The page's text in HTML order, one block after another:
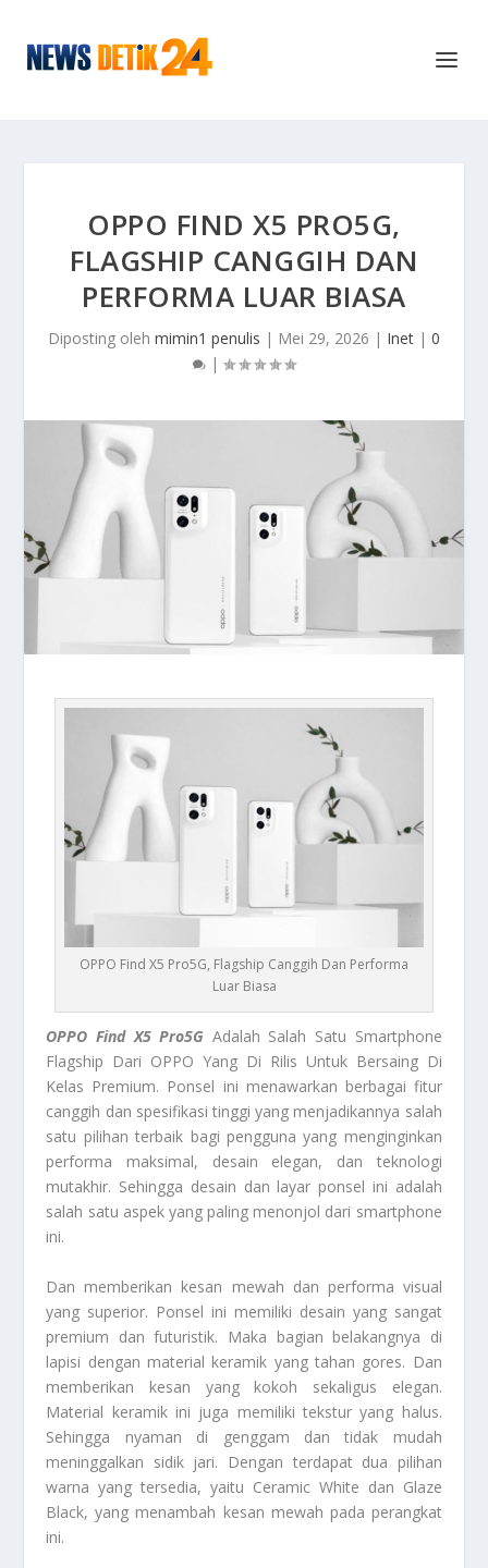
OPPO FIND X5 PRO5G,
FLAGSHIP CANGGIH DAN
PERFORMA LUAR BIASA
Diposting oleh mimin1 penulis | Mei 29, 2026 | Inet | 0
|
OPPO Find X5 Pro5G, Flagship Canggih Dan Performa
Luar Biasa
OPPO Find X5 Pro5G Adalah Salah Satu Smartphone
Flagship Dari OPPO Yang Di Rilis Untuk Bersaing Di
Kelas Premium. Ponsel ini menawarkan berbagai fitur
canggih dan spesifikasi tinggi yang menjadikannya salah
satu pilihan terbaik bagi pengguna yang menginginkan
performa maksimal, desain elegan, dan teknologi
mutakhir. Sehingga desain dan layar ponsel ini adalah
salah satu aspek yang paling menonjol dari smartphone
ini.
Dan memberikan kesan mewah dan performa visual
yang superior. Ponsel ini memiliki desain yang sangat
premium dan futuristik. Maka bagian belakangnya di
lapisi dengan material keramik yang tahan gores. Dan
memberikan kesan yang kokoh sekaligus elegan.
Material keramik ini juga memiliki tekstur yang halus.
Sehingga nyaman di genggam dan tidak mudah
meninggalkan sidik jari. Dengan terdapat dua pilihan
warna yang tersedia, yaitu Ceramic White dan Glaze
Black, yang menambah kesan mewah pada perangkat
ini.